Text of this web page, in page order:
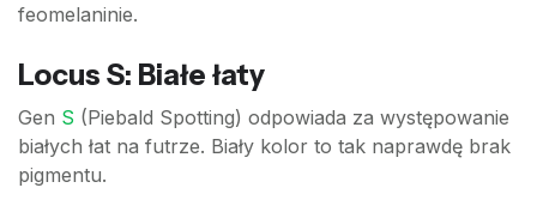
feomelaninie.
Locus S: Białe łaty
Gen S (Piebald Spotting) odpowiada za występowanie
białych łat na futrze. Biały kolor to tak naprawdę brak
pigmentu.